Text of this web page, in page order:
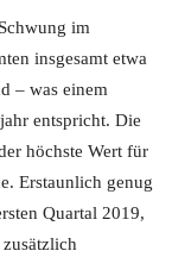
im
insgesamt etwa
– was einem
entspricht. Die
höchste Wert für
Erstaunlich genug
Quartal 2019,